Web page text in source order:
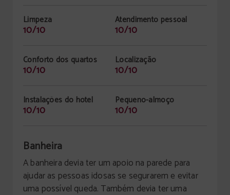
Limpeza
10/10
Atendimento pessoal
10/10
Conforto dos quartos
10/10
Localização
10/10
Instalações do hotel
10/10
Pequeno-almoço
10/10
Banheira
A banheira devia ter um apoio na parede para
ajudar as pessoas idosas se segurarem e evitar
uma possível queda. Também devia ter uma